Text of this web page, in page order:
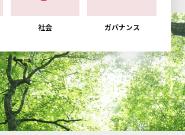
社会 ガバナンス